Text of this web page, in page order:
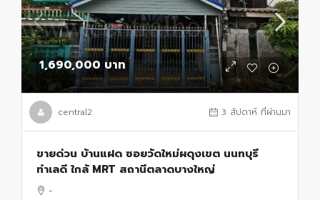
1,690,000 บาท
central2 3 สัปดาห์ ที่ผ่านมา
ขายด่วน บ้านแฝด ซอยวัดใหม่ผดุงเขต นนทบุรี
ทำเลดี ใกล้ MRT สถานีตลาดบางใหญ่
-